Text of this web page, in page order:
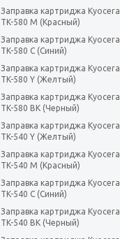
Заправка картриджа Kyocera
TK-580 M (Красный)
Заправка картриджа Kyocera
TK-580 C (Синий)
Заправка картриджа Kyocera
TK-580 Y (Желтый)
Заправка картриджа Kyocera
TK-580 BK (Черный)
Заправка картриджа Kyocera
TK-540 Y (Желтый)
Заправка картриджа Kyocera
TK-540 M (Красный)
Заправка картриджа Kyocera
TK-540 C (Синий)
Заправка картриджа Kyocera
TK-540 BK (Черный)